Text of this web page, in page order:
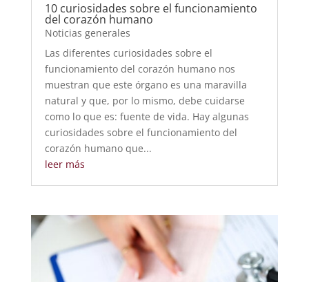
10 curiosidades sobre el funcionamiento
del corazón humano
Noticias generales
Las diferentes curiosidades sobre el
funcionamiento del corazón humano nos
muestran que este órgano es una maravilla
natural y que, por lo mismo, debe cuidarse
como lo que es: fuente de vida. Hay algunas
curiosidades sobre el funcionamiento del
corazón humano que...
leer más